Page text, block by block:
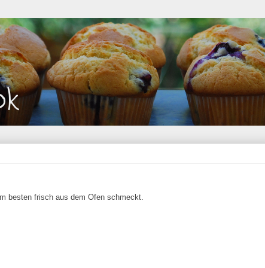
besten frisch aus dem Ofen schmeckt.